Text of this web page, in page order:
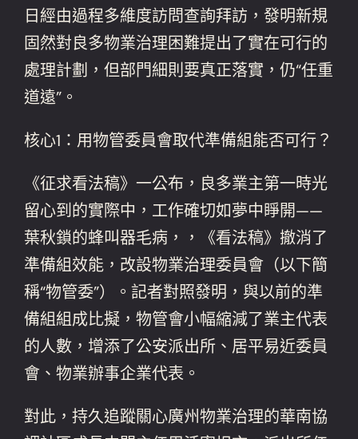
日經由過程多維度訪問查詢拜訪，發明新規
固然對良多物業治理困難提出了實在可行的
處理計劃，但部門細則要真正落實，仍“任重
道遠”。
核心1：用物管委員會取代準備組能否可行？
《征求看法稿》一公布，良多業主第一時光
留心到的實際中，工作確切如夢中睜開——
葉秋鎖的蜂叫器毛病，，《看法稿》撤消了
準備組效能，改設物業治理委員會（以下簡
稱“物管委”）。記者對照發明，與以前的準
備組組成比擬，物管會小幅縮減了業主代表
的人數，增添了公安派出所、居平易近委員
會、物業辦事企業代表。
對此，持久追蹤關心廣州物業治理的華南協